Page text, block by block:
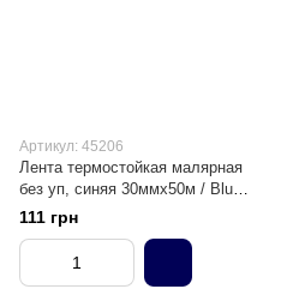
Артикул: 45206
Лента термостойкая малярная
без уп, синяя 30ммх50м / Blue
Core
111 грн